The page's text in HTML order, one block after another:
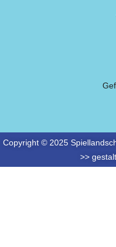
Copyright © 2025
>>